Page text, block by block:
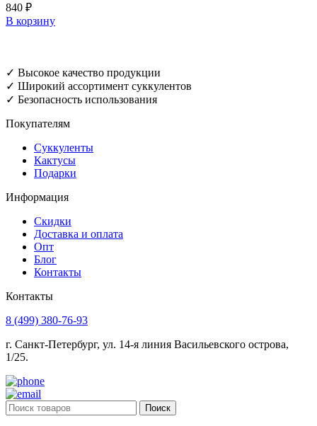
840 ₽
В корзину
✓ Высокое качество продукции
✓ Широкий ассортимент суккулентов
✓ Безопасность использования
Покупателям
Суккуленты
Кактусы
Подарки
Информация
Скидки
Доставка и оплата
Опт
Блог
Контакты
Контакты
8 (499) 380-76-93
г. Санкт-Петербург, ул. 14-я линия Васильевского острова,
1/25.
Поиск